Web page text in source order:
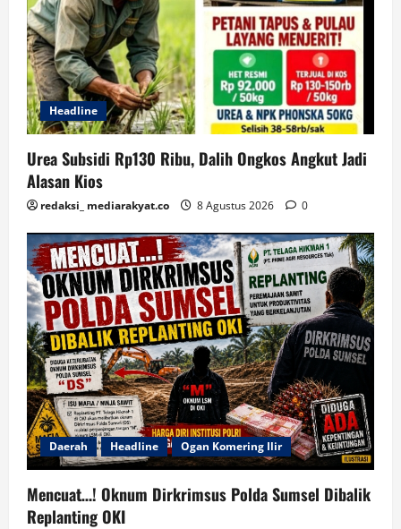
Headline
Urea Subsidi Rp130 Ribu, Dalih Ongkos Angkut Jadi
Alasan Kios
redaksi_ mediarakyat.co 8 Agustus 2026 0
Daerah Headline Ogan Komering Ilir
Mencuat…! Oknum Dirkrimsus Polda Sumsel Dibalik
Replanting OKI